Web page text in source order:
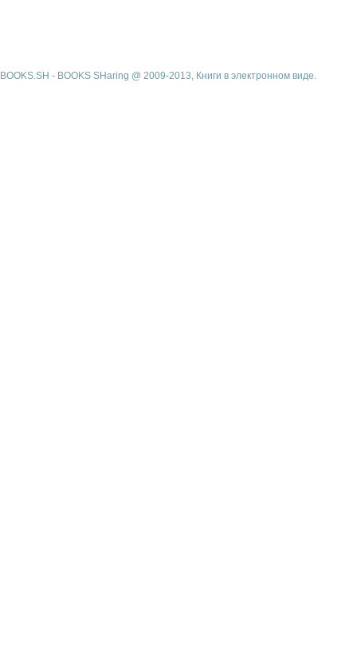
BOOKS.SH - BOOKS SHaring @ 2009-2013, Книги в электронном виде.